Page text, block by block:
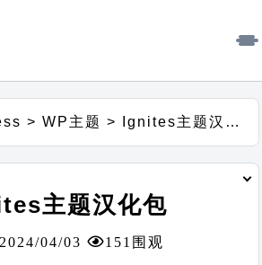
>WP主题 > Ignites主题汉化包
主题汉化包
2024/04/03 151围观